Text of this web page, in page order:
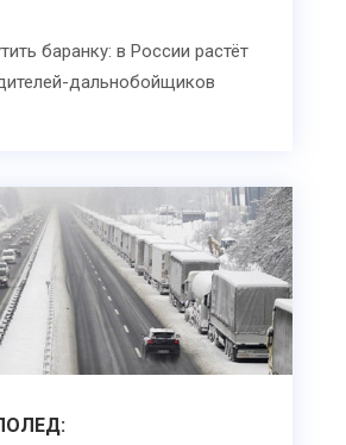
баранку: в России растёт
дальнобойщиков